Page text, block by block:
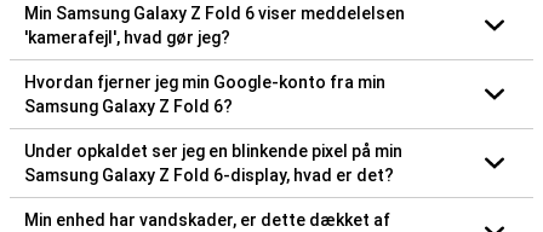
Min Samsung Galaxy Z Fold 6 viser meddelelsen
'kamerafejl', hvad gør jeg?
Hvordan fjerner jeg min Google-konto fra min
Samsung Galaxy Z Fold 6?
Under opkaldet ser jeg en blinkende pixel på min
Samsung Galaxy Z Fold 6-display, hvad er det?
Min enhed har vandskader, er dette dækket af